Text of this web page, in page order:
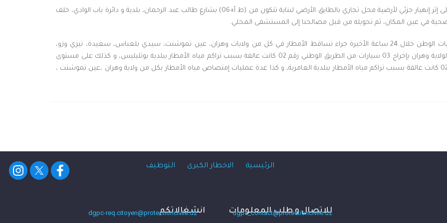
و كذلك، تدخلت مصالح الحماية المدنية لولاية الجزائر، على إثر إنهيار جزئي لأرضية محل تجاري بالطابق الأرضي لبناية تتكون من (ط أ+06) بشارع طالب عبد الرحمان، بلدية و دائرة باب الوادي، خلف
فيما يخص التقلبات الجوية التي شهدتها مختلف ولايات الوطن خلال 24 ساعة الأخيرة جراء تساقط الأمطار في كل من ولايات وهران، عين تموشنت، سيدي بلعباس، سعيدة، تيزي وزو،
البويرة، مسيلة و باتنة، حيث قامت وحدات الحماية المدنية لولاية وهران بإخراج 03 سيارات من الطريق الوطني رقم 02 كانت عالقة بسبب تراكم مياه الأمطار ببلدية بوتليليس، و كذلك على مستوى
ولاية عين تموشنت بإخراج سيارة من الطريق الوطني رقم 02 كانت عالقة بسبب تراكم مياه الأمطار ببلدية العامرية، و كذا عدة عمليات إمتصاص مياه الأمطار بكل من ولاية وهران ،عين تموشنت ،
الرئيسية الاخطار الكبرى التوظيف
للاتصال و طلب المعلومات
dgpc_contact@protectioncivile.dz انشغالاتكم
dgpc-req.citoyen@protectioncivile.dz